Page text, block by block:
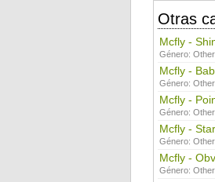
Otras
Mcfly -
Género: Other
Mcfly -
Género: Other
Mcfly -
Género: Other
Mcfly -
Género: Other
Mcfly -
Género: Other